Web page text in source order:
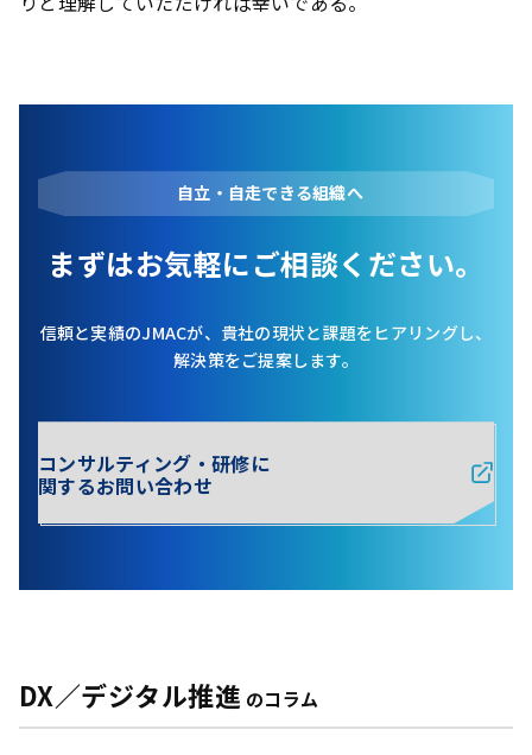
まずはお気軽にご相談ください。
自立・自走できる組織へ
信頼と実績のJMACが、貴社の現状と課題をヒアリングし、
解決策をご提案します。
コンサルティング・研修に
関するお問い合わせ
DX／デジタル推進 のコラム